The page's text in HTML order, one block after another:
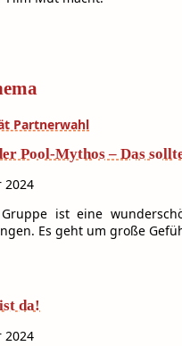
Pool-Mythos – Das
2024
ist eine
Es geht um große
da!
2024